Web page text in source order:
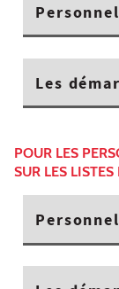
Les
POUR LES
SUR LES LISTES